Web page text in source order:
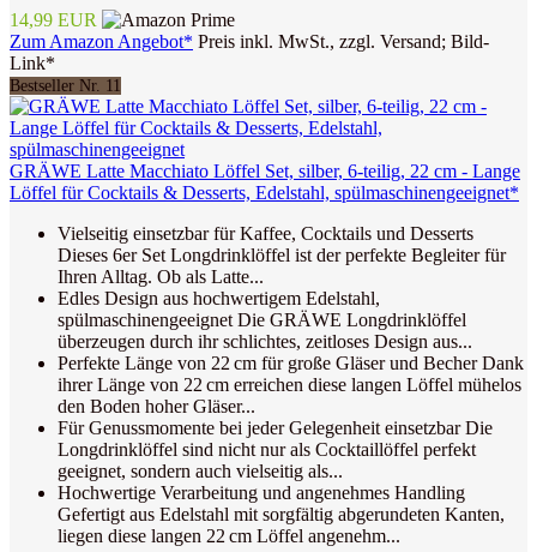
14,99 EUR
Zum Amazon Angebot* Preis inkl. MwSt., zzgl. Versand; Bild-
Link*
Bestseller Nr. 11
GRÄWE Latte Macchiato Löffel Set, silber, 6-teilig, 22 cm - Lange
Löffel für Cocktails & Desserts, Edelstahl, spülmaschinengeeignet*
Vielseitig einsetzbar für Kaffee, Cocktails und Desserts
Dieses 6er Set Longdrinklöffel ist der perfekte Begleiter für
Ihren Alltag. Ob als Latte...
Edles Design aus hochwertigem Edelstahl,
spülmaschinengeeignet Die GRÄWE Longdrinklöffel
überzeugen durch ihr schlichtes, zeitloses Design aus...
Perfekte Länge von 22 cm für große Gläser und Becher Dank
ihrer Länge von 22 cm erreichen diese langen Löffel mühelos
den Boden hoher Gläser...
Für Genussmomente bei jeder Gelegenheit einsetzbar Die
Longdrinklöffel sind nicht nur als Cocktaillöffel perfekt
geeignet, sondern auch vielseitig als...
Hochwertige Verarbeitung und angenehmes Handling
Gefertigt aus Edelstahl mit sorgfältig abgerundeten Kanten,
liegen diese langen 22 cm Löffel angenehm...